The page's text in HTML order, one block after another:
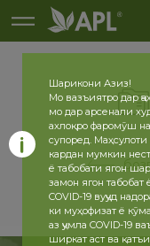
Шарикони Азиз!
Мо вазъиятро дар
мо дар арсенали
ахлоқро фаромӯш
супоред.
кардан мумкин
ё табобати ягон
замон ягон
COVID-19 вуҷуд
ки муҳофизат ё
аз ҷумла COVID-19
ширкат аст ва